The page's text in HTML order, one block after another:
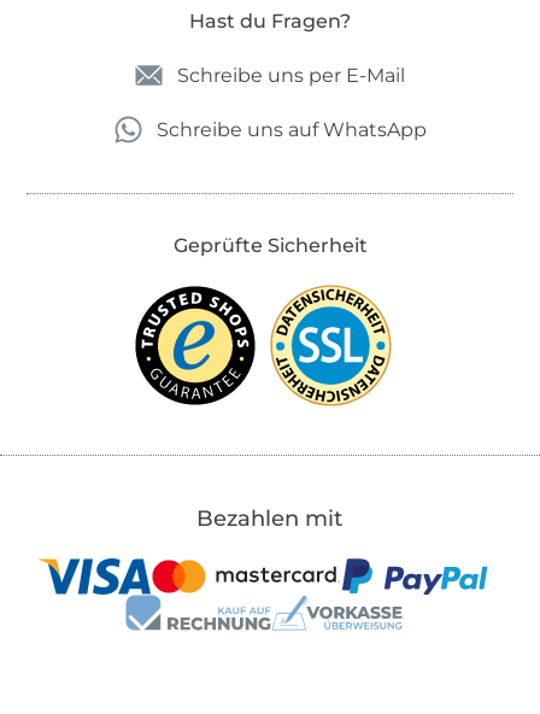
Hast du Fragen?
Schreibe uns per E-Mail
Schreibe uns auf WhatsApp
Geprüfte Sicherheit
Bezahlen mit